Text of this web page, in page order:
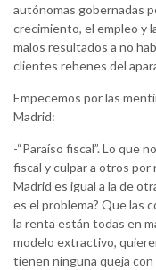
autónomas gobernadas
crecimiento, el empleo y
malos resultados a no
clientes rehenes del
Empecemos por las
Madrid:
-“Paraíso fiscal”. Lo que
fiscal y culpar a otros por
Madrid es igual a la de
es el problema? Que las
la renta están todas en
modelo extractivo,
tienen ninguna queja con